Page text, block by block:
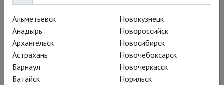
Постановки
Альметьевск
Анадырь
Архангельск
Астрахань
Барнаул
Батайск
Новокузнецк
Новороссийск
Новосибирск
Новочебоксарск
Новочеркасск
Норильск